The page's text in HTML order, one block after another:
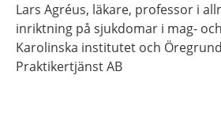
Lars Agréus, läkare, professor i
inriktning på sjukdomar i mag-
Karolinska institutet och
Praktikertjänst AB